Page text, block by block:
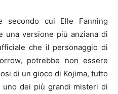
secondo cui Elle Fanning
una versione più anziana di
che il personaggio di
potrebbe non essere
di un gioco di Kojima, tutto
uno dei più grandi misteri di